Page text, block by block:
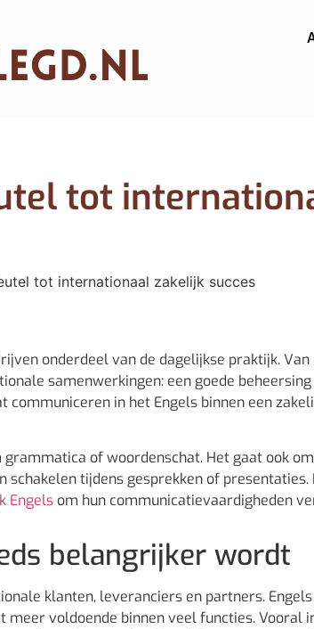
tot
onderdeel van de dagelijkse praktijk.
samenwerkingen: een goede
in het Engels binnen een
of woordenschat. Het gaat ook
tijdens gesprekken of
Engels om hun communicatievaardigheden
belangrijker wordt
klanten, leveranciers en partners.
voldoende binnen veel functies. Vooral